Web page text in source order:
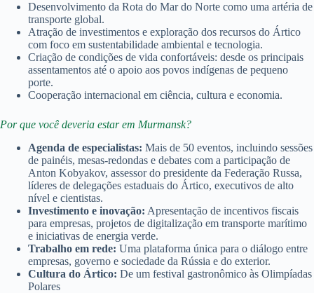
Desenvolvimento da Rota do Mar do Norte como uma artéria de
transporte global.
Atração de investimentos e exploração dos recursos do Ártico
com foco em sustentabilidade ambiental e tecnologia.
Criação de condições de vida confortáveis: desde os principais
assentamentos até o apoio aos povos indígenas de pequeno
porte.
Cooperação internacional em ciência, cultura e economia.
Por que você deveria estar em Murmansk?
Agenda de especialistas: Mais de 50 eventos, incluindo sessões
de painéis, mesas-redondas e debates com a participação de
Anton Kobyakov, assessor do presidente da Federação Russa,
líderes de delegações estaduais do Ártico, executivos de alto
nível e cientistas.
Investimento e inovação: Apresentação de incentivos fiscais
para empresas, projetos de digitalização em transporte marítimo
e iniciativas de energia verde.
Trabalho em rede: Uma plataforma única para o diálogo entre
empresas, governo e sociedade da Rússia e do exterior.
Cultura do Ártico: De um festival gastronômico às Olimpíadas
Polares